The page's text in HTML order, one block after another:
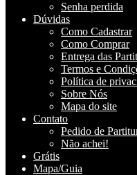
Senha perdida
Dúvidas
Como Cadastrar
Como Comprar
Entrega das
Termos e
Política de
Sobre Nós
Mapa do site
Contato
Pedido de
Não achei!
Grátis
Mapa/Guia